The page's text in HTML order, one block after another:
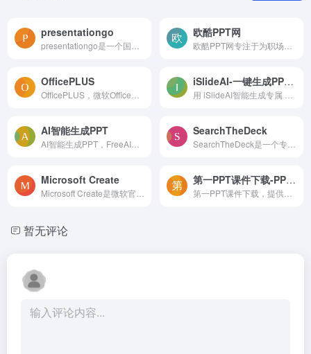
presentationgo 欧酷PPT网
OfficePLUS iSlideAI-一键生成PPT模板下载
AI智能生成PPT SearchTheDeck
Microsoft Create 第一PPT课件下载-PPT模板
暂无评论